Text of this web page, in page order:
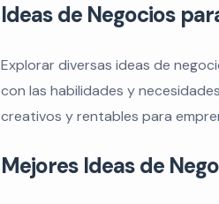
Ideas de Negocios
Explorar diversas ideas de
con las habilidades y
creativos y rentables para
Mejores Ideas de